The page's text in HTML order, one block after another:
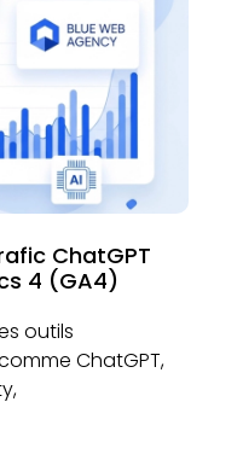
ChatGPT
4 (GA4)
outils
ChatGPT,